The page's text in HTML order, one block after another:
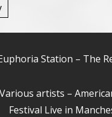
Station – The
artists –
Festival Live in